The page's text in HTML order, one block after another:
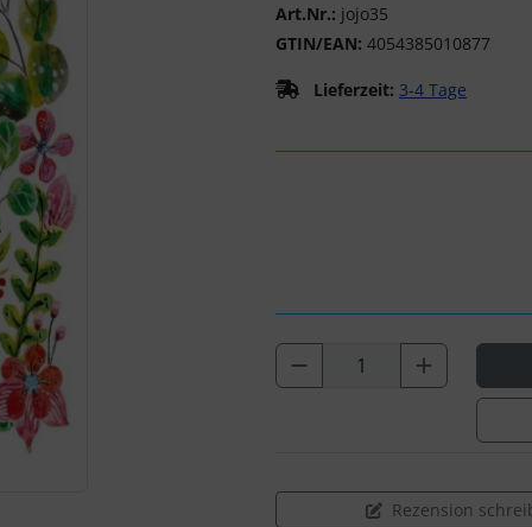
Art.Nr.: jojo35
GTIN/EAN: 4054385010877
Lieferzeit: 3-4 Tage
Rezension